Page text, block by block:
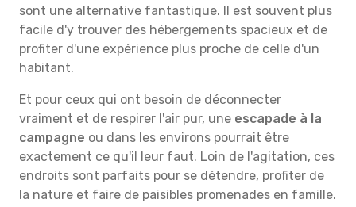
sont une alternative fantastique. Il est souvent plus
facile d'y trouver des hébergements spacieux et de
profiter d'une expérience plus proche de celle d'un
habitant.
Et pour ceux qui ont besoin de déconnecter
vraiment et de respirer l'air pur, une escapade à la
campagne ou dans les environs pourrait être
exactement ce qu'il leur faut. Loin de l'agitation, ces
endroits sont parfaits pour se détendre, profiter de
la nature et faire de paisibles promenades en famille.